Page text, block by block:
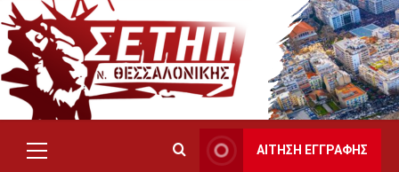
Skip
to
content
Primary
ΑΙΤΗΣΗ ΕΓΓΡΑΦΗΣ